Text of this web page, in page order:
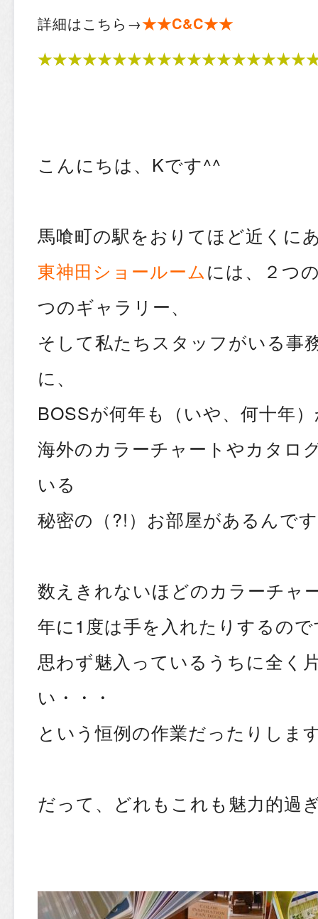
詳細はこちら→★★C&C★★
こんにちは、Kです^^
馬喰町の駅をおりてほど近くに
東神田ショールームには、２つ
つのギャラリー、
そして私たちスタッフがいる事
に、
BOSSが何年も（いや、何十年
海外のカラーチャートやカタロ
いる
秘密の（?!）お部屋があるんで
数えきれないほどのカラーチャ
年に1度は手を入れたりするの
思わず魅入っているうちに全く
い・・・
という恒例の作業だったりしま
だって、どれもこれも魅力的過